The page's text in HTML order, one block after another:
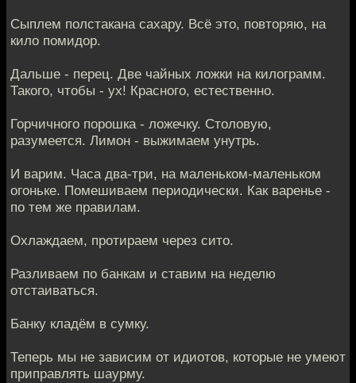
Сыплем полстакана сахару. Всё это, повторяю, на
кило помидор.
Дальше - перец. Две чайных ложки на килограмм.
Такого, чтобы - ух! Красного, естественно.
Горчичного порошка - ложечку. Столовую,
разумеется. Лимон - выжимаем унутрь.
И варим. Часа два-три, на маленьком-маленьком
огоньке. Помешиваем периодически. Как варенье -
по тем же правилам.
Охлаждаем, протираем через сито.
Разливаем по банкам и ставим на неделю
отстаиваться.
Банку кладём в сумку.
Теперь мы не зависим от идиотов, которые не умеют
приправлять шаурму.